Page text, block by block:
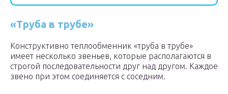
«Труба в трубе»
Конструктивно теплообменник «труба в трубе»
имеет несколько звеньев, которые располагаются в
строгой последовательности друг над другом. Каждое
звено при этом соединяется с соседним.